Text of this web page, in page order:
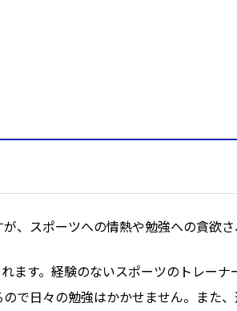
スポーツへの情熱や勉強への貪欲さ
ます。経験のないスポーツのトレー
で日々の勉強はかかせません。また